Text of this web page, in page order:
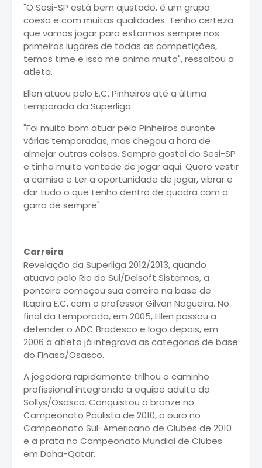
"O Sesi-SP está bem ajustado, é um grupo
coeso e com muitas qualidades. Tenho certeza
que vamos jogar para estarmos sempre nos
primeiros lugares de todas as competições,
temos time e isso me anima muito", ressaltou a
atleta.
Ellen atuou pelo E.C. Pinheiros até a última
temporada da Superliga.
"Foi muito bom atuar pelo Pinheiros durante
várias temporadas, mas chegou a hora de
almejar outras coisas. Sempre gostei do Sesi-SP
e tinha muita vontade de jogar aqui. Quero vestir
a camisa e ter a oportunidade de jogar, vibrar e
dar tudo o que tenho dentro de quadra com a
garra de sempre".
Carreira
Revelação da Superliga 2012/2013, quando
atuava pelo Rio do Sul/Delsoft Sistemas, a
ponteira começou sua carreira na base de
Itapira E.C, com o professor Gilvan Nogueira. No
final da temporada, em 2005, Ellen passou a
defender o ADC Bradesco e logo depois, em
2006 a atleta já integrava as categorias de base
do Finasa/Osasco.
A jogadora rapidamente trilhou o caminho
profissional integrando a equipe adulta do
Sollys/Osasco. Conquistou o bronze no
Campeonato Paulista de 2010, o ouro no
Campeonato Sul-Americano de Clubes de 2010
e a prata no Campeonato Mundial de Clubes
em Doha-Qatar.